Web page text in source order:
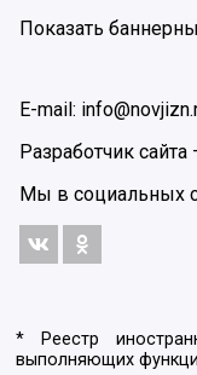
Показать
E-mail:
Разработчик сайта
Мы в социальных
* Реестр
выполняющих